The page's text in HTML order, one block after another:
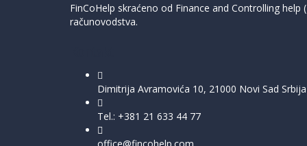
FinCoHelp skraćeno od Finance and Controlling
računovodstva.
Dimitrija Avramovića 10, 21000 Novi Sad Srbija
Tel.: +381 21 633 44 77